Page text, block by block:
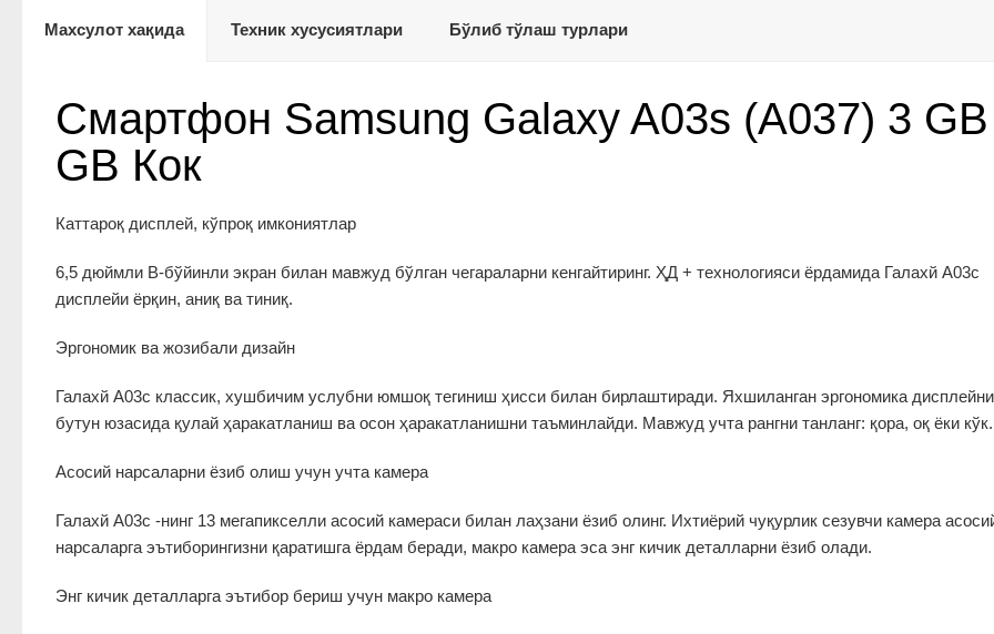
Махсулот хақида Техник хусусиятлари Бўлиб тўлаш турлари
Смартфон Samsung Galaxy A03s (A037) 3
GB Кок
Каттароқ дисплей, кўпроқ имкониятлар
6,5 дюймли В-бўйинли экран билан мавжуд бўлган чегараларни кенгайтиринг. ҲД + технологияси ёрдамида Галахй А03с
дисплейи ёрқин, аниқ ва тиниқ.
Эргономик ва жозибали дизайн
Галахй А03с классик, хушбичим услубни юмшоқ тегиниш ҳисси билан бирлаштиради. Яхшиланган эргономика
бутун юзасида қулай ҳаракатланиш ва осон ҳаракатланишни таъминлайди. Мавжуд учта рангни танланг: қора, оқ ёки кўк.
Асосий нарсаларни ёзиб олиш учун учта камера
Галахй А03с -нинг 13 мегапикселли асосий камераси билан лаҳзани ёзиб олинг. Ихтиёрий чуқурлик сезувчи камера
нарсаларга эътиборингизни қаратишга ёрдам беради, макро камера эса энг кичик деталларни ёзиб олади.
Энг кичик деталларга эътибор бериш учун макро камера